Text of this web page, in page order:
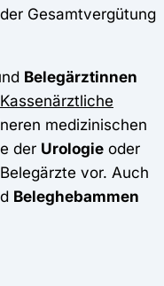
Gesamtvergütung
Belegärztinnen
Kassenärztliche
medizinischen
der Urologie oder
vor. Auch
Beleghebammen